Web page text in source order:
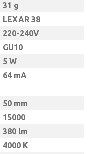
31 g
LEXAR 38
220-240V
GU10
5 W
64 mA
50 mm
15000
380 lm
4000 K